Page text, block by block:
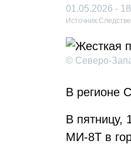
01.05.2026 -
Источник:
© Северо-
В регионе
В пятницу,
МИ-8Т в